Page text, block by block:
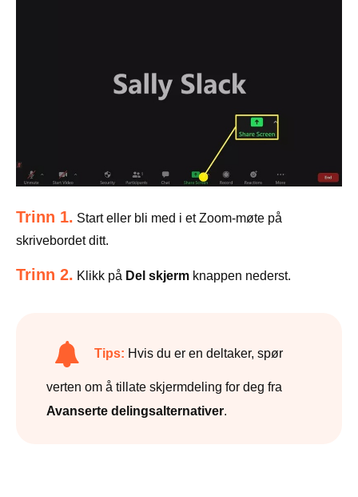
Trinn 1. Start eller bli med i et Zoom-møte på
skrivebordet ditt.
Trinn 2. Klikk på Del skjerm knappen nederst.
Tips: Hvis du er en deltaker, spør
verten om å tillate skjermdeling for deg fra
Avanserte delingsalternativer.